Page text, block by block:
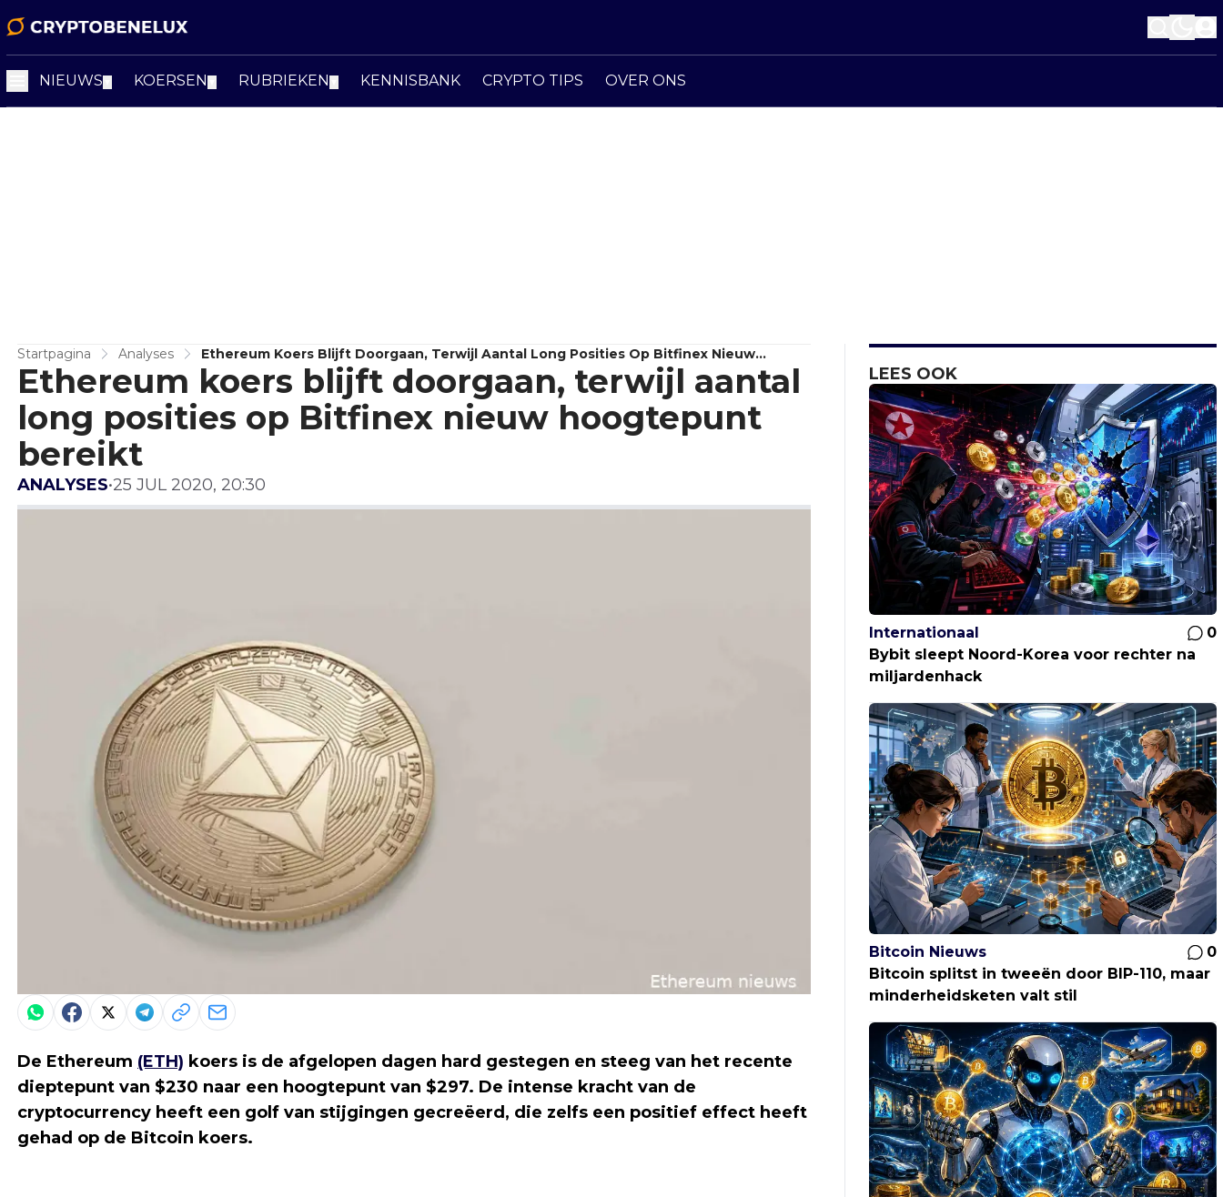
NIEUWS KOERSEN RUBRIEKEN KENNISBANK CRYPTO TIPS OVER ONS
Startpagina Analyses
Ethereum Koers Blijft Doorgaan, Terwijl Aantal Long Posities Op Bitfinex Nieuw
Hoogtepunt Bereikt
Ethereum koers blijft doorgaan, terwijl aantal
long posities op Bitfinex nieuw hoogtepunt
bereikt
ANALYSES•25 JUL 2020, 20:30
De Ethereum (ETH) koers is de afgelopen dagen hard gestegen en steeg van het recente
dieptepunt van $230 naar een hoogtepunt van $297. De intense kracht van de
cryptocurrency heeft een golf van stijgingen gecreëerd, die zelfs een positief effect heeft
gehad op de Bitcoin koers.
LEES OOK
Internationaal
0
Bybit sleept Noord-Korea voor rechter na
miljardenhack
Bitcoin Nieuws
0
Bitcoin splitst in tweeën door BIP-110, maar
minderheidsketen valt stil